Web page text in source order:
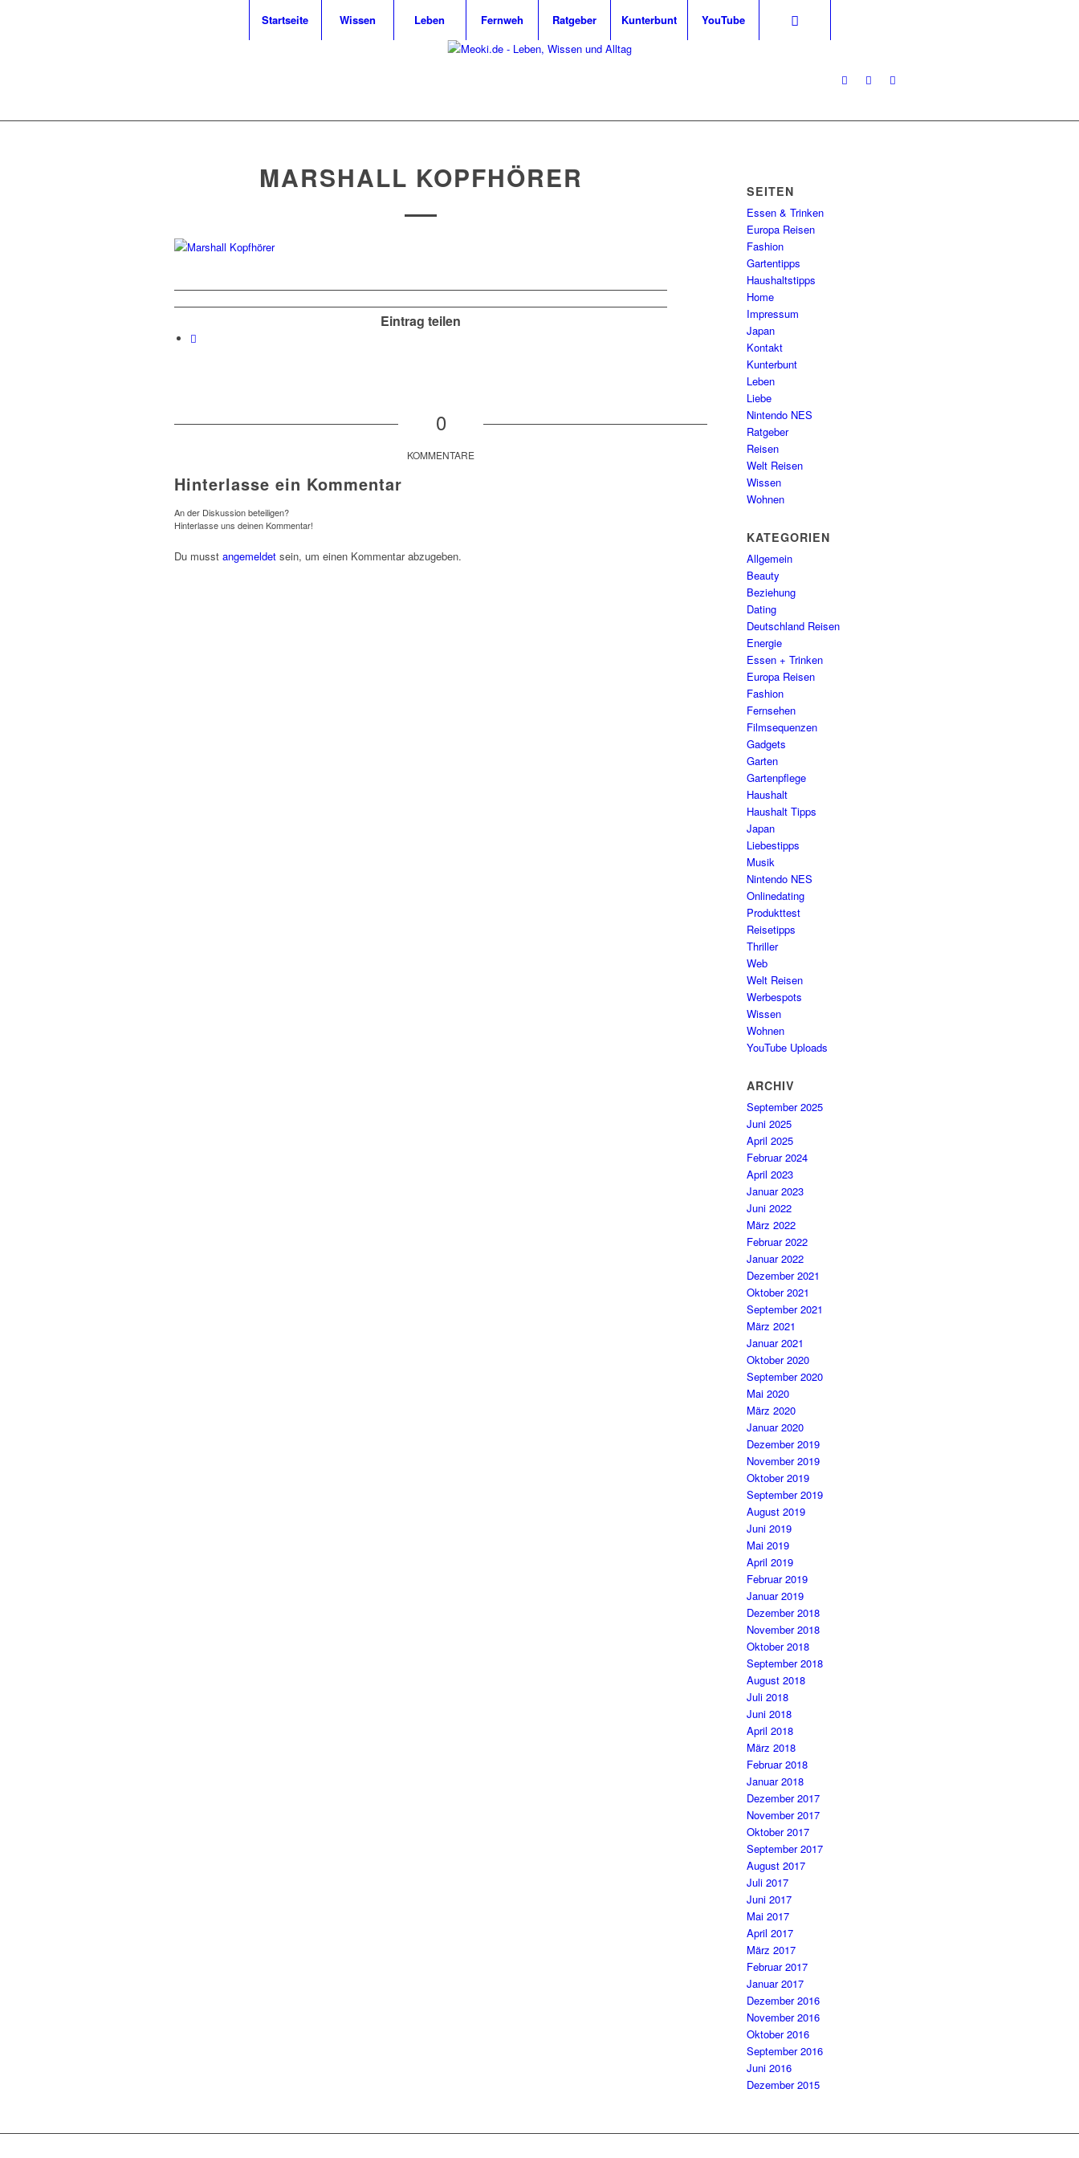
Startseite Wissen Leben Fernweh Ratgeber Kunterbunt YouTube
MARSHALL KOPFHÖRER
Eintrag teilen
0
KOMMENTARE
Hinterlasse ein Kommentar
An der Diskussion beteiligen?
Hinterlasse uns deinen Kommentar!
Du musst angemeldet sein, um einen Kommentar abzugeben.
SEITEN
Essen & Trinken
Europa Reisen
Fashion
Gartentipps
Haushaltstipps
Home
Impressum
Japan
Kontakt
Kunterbunt
Leben
Liebe
Nintendo NES
Ratgeber
Reisen
Welt Reisen
Wissen
Wohnen
KATEGORIEN
Allgemein
Beauty
Beziehung
Dating
Deutschland Reisen
Energie
Essen + Trinken
Europa Reisen
Fashion
Fernsehen
Filmsequenzen
Gadgets
Garten
Gartenpflege
Haushalt
Haushalt Tipps
Japan
Liebestipps
Musik
Nintendo NES
Onlinedating
Produkttest
Reisetipps
Thriller
Web
Welt Reisen
Werbespots
Wissen
Wohnen
YouTube Uploads
ARCHIV
September 2025
Juni 2025
April 2025
Februar 2024
April 2023
Januar 2023
Juni 2022
März 2022
Februar 2022
Januar 2022
Dezember 2021
Oktober 2021
September 2021
März 2021
Januar 2021
Oktober 2020
September 2020
Mai 2020
März 2020
Januar 2020
Dezember 2019
November 2019
Oktober 2019
September 2019
August 2019
Juni 2019
Mai 2019
April 2019
Februar 2019
Januar 2019
Dezember 2018
November 2018
Oktober 2018
September 2018
August 2018
Juli 2018
Juni 2018
April 2018
März 2018
Februar 2018
Januar 2018
Dezember 2017
November 2017
Oktober 2017
September 2017
August 2017
Juli 2017
Juni 2017
Mai 2017
April 2017
März 2017
Februar 2017
Januar 2017
Dezember 2016
November 2016
Oktober 2016
September 2016
Juni 2016
Dezember 2015